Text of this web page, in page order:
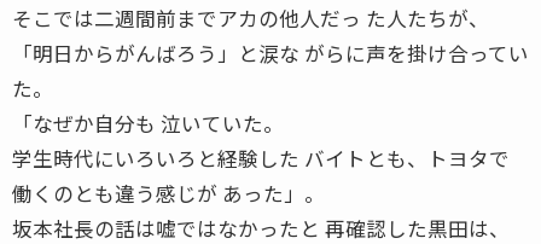
そこでは二週間前までアカの他人だっ た人たちが、
「明日からがんばろう」と涙な がらに声を掛け合ってい
た。
「なぜか自分も 泣いていた。
学生時代にいろいろと経験した バイトとも、トヨタで
働くのとも違う感じが あった」。
坂本社長の話は嘘ではなかったと 再確認した黒田は、